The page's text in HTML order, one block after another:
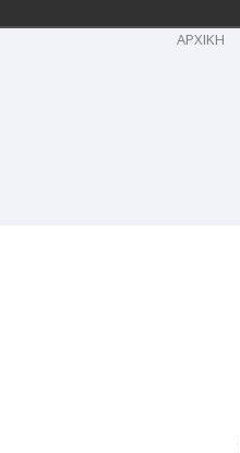
ΑΡΧΙΚΗ